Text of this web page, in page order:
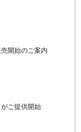
開始のご案内
ご提供開始